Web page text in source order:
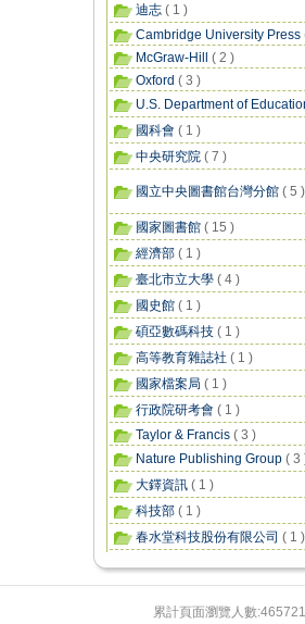
迪志( 1 )
Cambridge University Press
McGraw-Hill
( 2 )
Oxford ( 3 )
U.S. Department of
國科會 ( 1 )
中央研究院( 7 )
國立中央圖書館台灣分館( 5 )
國家圖書館( 15 )
經濟部( 1 )
臺北市立大學( 4 )
國史館( 1 )
碩亞數碼科技( 1 )
高等教育雜誌社 ( 1 )
國家檔案局 ( 1 )
行政院研考會 ( 1 )
Taylor & Francis( 3 )
Nature Publishing Group( 3
大鐸資訊( 1 )
科技部( 1 )
春水堂科技股份有限公司 ( 1 )
累計頁面瀏覽人數: